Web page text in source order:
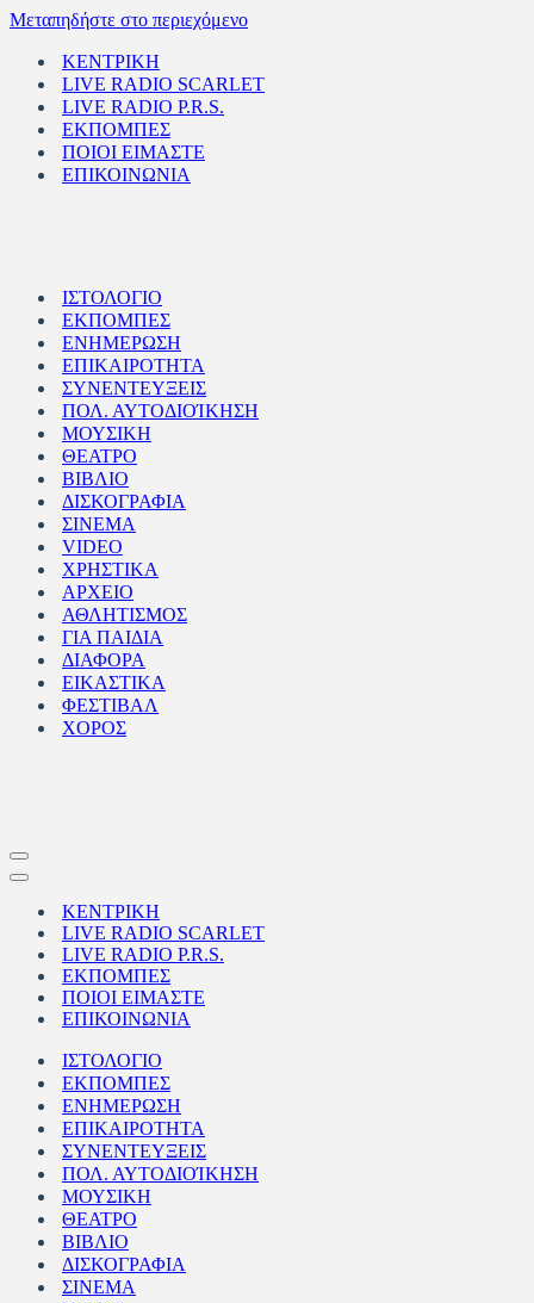
Μεταπηδήστε στο περιεχόμενο
ΚΕΝΤΡΙΚΗ
LIVE RADIO SCARLET
LIVE RADIO P.R.S.
ΕΚΠΟΜΠΕΣ
ΠΟΙΟΙ ΕΙΜΑΣΤΕ
ΕΠΙΚΟΙΝΩΝΙΑ
ΙΣΤΟΛΟΓΙΟ
ΕΚΠΟΜΠΕΣ
ΕΝΗΜΕΡΩΣΗ
ΕΠΙΚΑΙΡΟΤΗΤΑ
ΣΥΝΕΝΤΕΥΞΕΙΣ
ΠΟΛ. ΑΥΤΟΔΙΟΊΚΗΣΗ
ΜΟΥΣΙΚΗ
ΘΕΑΤΡΟ
ΒΙΒΛΙΟ
ΔΙΣΚΟΓΡΑΦΙΑ
ΣΙΝΕΜΑ
VIDEO
ΧΡΗΣΤΙΚΑ
ΑΡΧΕΙΟ
ΑΘΛΗΤΙΣΜΟΣ
ΓΙΑ ΠΑΙΔΙΑ
ΔΙΑΦΟΡΑ
ΕΙΚΑΣΤΙΚΑ
ΦΕΣΤΙΒΑΛ
ΧΟΡΟΣ
Μενού
πλοήγησης
Μενού
πλοήγησηςΚΕΝΤΡΙΚΗ
LIVE RADIO SCARLET
LIVE RADIO P.R.S.
ΕΚΠΟΜΠΕΣ
ΠΟΙΟΙ ΕΙΜΑΣΤΕ
ΕΠΙΚΟΙΝΩΝΙΑ
ΙΣΤΟΛΟΓΙΟ
ΕΚΠΟΜΠΕΣ
ΕΝΗΜΕΡΩΣΗ
ΕΠΙΚΑΙΡΟΤΗΤΑ
ΣΥΝΕΝΤΕΥΞΕΙΣ
ΠΟΛ. ΑΥΤΟΔΙΟΊΚΗΣΗ
ΜΟΥΣΙΚΗ
ΘΕΑΤΡΟ
ΒΙΒΛΙΟ
ΔΙΣΚΟΓΡΑΦΙΑ
ΣΙΝΕΜΑ